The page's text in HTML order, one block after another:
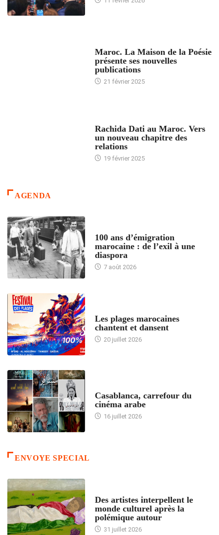
Maroc. La Maison de la Poésie
présente ses nouvelles
publications
21 février 2025
Rachida Dati au Maroc. Vers
un nouveau chapitre des
relations
19 février 2025
AGENDA
100 ans d’émigration
marocaine : de l’exil à une
diaspora
7 août 2026
Les plages marocaines
chantent et dansent
20 juillet 2026
Casablanca, carrefour du
cinéma arabe
16 juillet 2026
ENVOYE SPECIAL
Des artistes interpellent le
monde culturel après la
polémique autour
31 juillet 2026